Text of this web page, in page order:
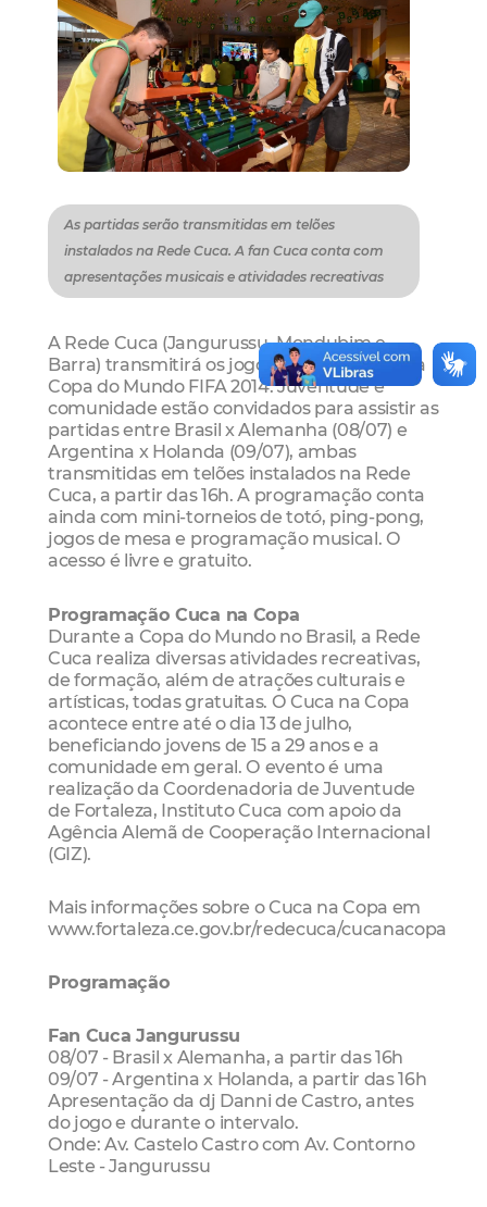
As partidas serão transmitidas em telões
instalados na Rede Cuca. A fan Cuca conta com
apresentações musicais e atividades recreativas
A Rede Cuca (Jangurussu, Mondubim e
Barra) transmitirá os jogos das semifinais da
Copa do Mundo FIFA 2014. Juventude e
comunidade estão convidados para assistir as
partidas entre Brasil x Alemanha (08/07) e
Argentina x Holanda (09/07), ambas
transmitidas em telões instalados na Rede
Cuca, a partir das 16h. A programação conta
ainda com mini-torneios de totó, ping-pong,
jogos de mesa e programação musical. O
acesso é livre e gratuito.
Programação Cuca na Copa
Durante a Copa do Mundo no Brasil, a Rede
Cuca realiza diversas atividades recreativas,
de formação, além de atrações culturais e
artísticas, todas gratuitas. O Cuca na Copa
acontece entre até o dia 13 de julho,
beneficiando jovens de 15 a 29 anos e a
comunidade em geral. O evento é uma
realização da Coordenadoria de Juventude
de Fortaleza, Instituto Cuca com apoio da
Agência Alemã de Cooperação Internacional
(GIZ).
Mais informações sobre o Cuca na Copa em
www.fortaleza.ce.gov.br/redecuca/cucanacopa
Programação
Fan Cuca Jangurussu
08/07 - Brasil x Alemanha, a partir das 16h
09/07 - Argentina x Holanda, a partir das 16h
Apresentação da dj Danni de Castro, antes
do jogo e durante o intervalo.
Onde: Av. Castelo Castro com Av. Contorno
Leste - Jangurussu